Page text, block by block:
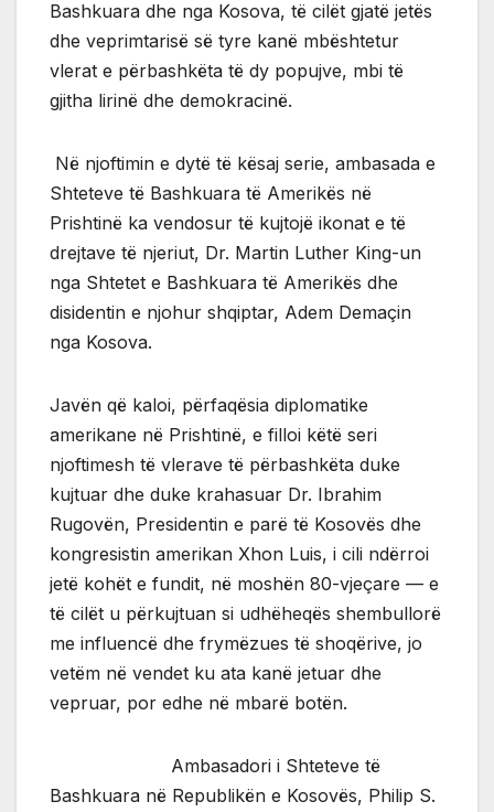
Bashkuara dhe nga Kosova, të cilët gjatë jetës
dhe veprimtarisë së tyre kanë mbështetur
vlerat e përbashkëta të dy popujve, mbi të
gjitha lirinë dhe demokracinë.
Në njoftimin e dytë të kësaj serie, ambasada e
Shteteve të Bashkuara të Amerikës në
Prishtinë ka vendosur të kujtojë ikonat e të
drejtave të njeriut, Dr. Martin Luther King-un
nga Shtetet e Bashkuara të Amerikës dhe
disidentin e njohur shqiptar, Adem Demaçin
nga Kosova.
Javën që kaloi, përfaqësia diplomatike
amerikane në Prishtinë, e filloi këtë seri
njoftimesh të vlerave të përbashkëta duke
kujtuar dhe duke krahasuar Dr. Ibrahim
Rugovën, Presidentin e parë të Kosovës dhe
kongresistin amerikan Xhon Luis, i cili ndërroi
jetë kohët e fundit, në moshën 80-vjeçare — e
të cilët u përkujtuan si udhëheqës shembullorë
me influencë dhe frymëzues të shoqërive, jo
vetëm në vendet ku ata kanë jetuar dhe
vepruar, por edhe në mbarë botën.
Ambasadori i Shteteve të
Bashkuara në Republikën e Kosovës, Philip S.